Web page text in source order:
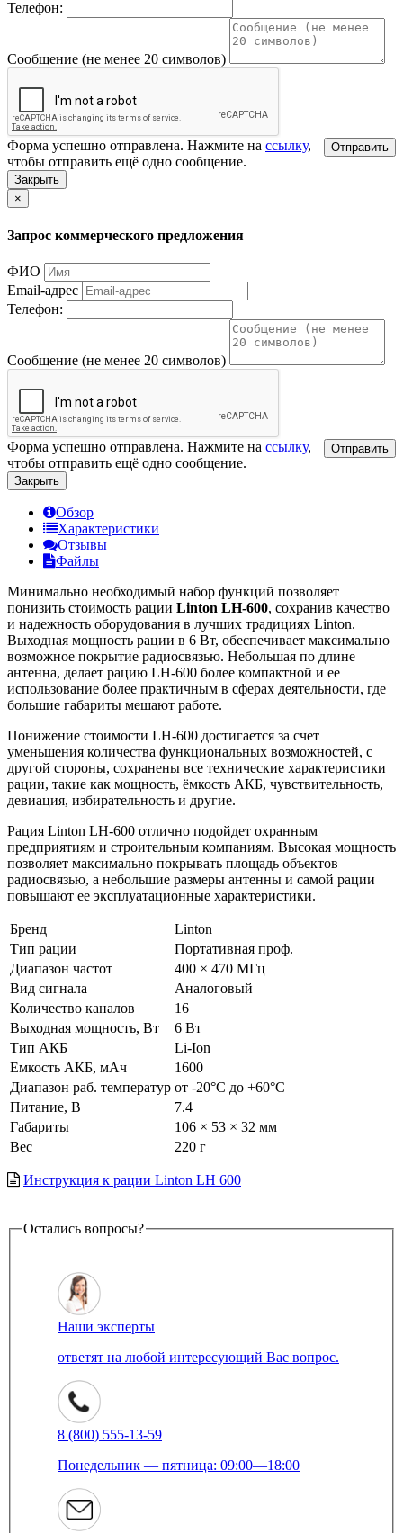
Телефон:
Сообщение (не менее 20 символов)
Отправить
Форма успешно отправлена. Нажмите на ссылку,
чтобы отправить ещё одно сообщение.
Закрыть
×
Запрос коммерческого предложения
ФИО
Email-адрес
Телефон:
Сообщение (не менее 20 символов)
Отправить
Форма успешно отправлена. Нажмите на ссылку,
чтобы отправить ещё одно сообщение.
Закрыть
Обзор
Характеристики
Отзывы
Файлы
Минимально необходимый набор функций позволяет
понизить стоимость рации Linton LH-600, сохранив качество
и надежность оборудования в лучших традициях Linton.
Выходная мощность рации в 6 Вт, обеспечивает максимально
возможное покрытие радиосвязью. Небольшая по длине
антенна, делает рацию LH-600 более компактной и ее
использование более практичным в сферах деятельности, где
большие габариты мешают работе.
Понижение стоимости LH-600 достигается за счет
уменьшения количества функциональных возможностей, с
другой стороны, сохранены все технические характеристики
рации, такие как мощность, ёмкость АКБ, чувствительность,
девиация, избирательность и другие.
Рация Linton LH-600 отлично подойдет охранным
предприятиям и строительным компаниям. Высокая мощность
позволяет максимально покрывать площадь объектов
радиосвязью, а небольшие размеры антенны и самой рации
повышают ее эксплуатационные характеристики.
Бренд
Linton
Тип рации
Портативная проф.
Диапазон частот
400 × 470 МГц
Вид сигнала
Аналоговый
Количество каналов
16
Выходная мощность, Вт
6 Вт
Тип АКБ
Li-Ion
Емкость АКБ, мАч
1600
Диапазон раб. температур от -20°С до +60°С
Питание, В
7.4
Габариты
106 × 53 × 32 мм
Вес
220 г
Инструкция к рации Linton LH 600
Остались вопросы?
Наши эксперты
ответят на любой интересующий Вас вопрос.
8 (800) 555-13-59
Понедельник — пятница: 09:00—18:00